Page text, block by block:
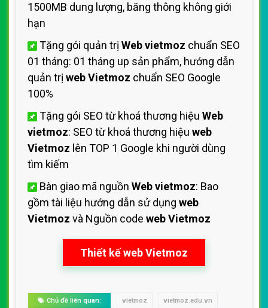
1500MB dung lượng, băng thông không giới
hạn
Tặng gói quản trị Web vietmoz chuẩn SEO
01 tháng: 01 tháng up sản phẩm, hướng dẫn
quản trị web Vietmoz chuẩn SEO Google
100%
Tặng gói SEO từ khoá thương hiệu Web
vietmoz: SEO từ khoá thương hiệu web
Vietmoz lên TOP 1 Google khi người dùng
tìm kiếm
Bàn giao mã nguồn Web vietmoz: Bao
gồm tài liệu hướng dẫn sử dụng web
Vietmoz và Nguồn code web Vietmoz
Thiết kế web Vietmoz
Chủ đề liên quan: vietmoz vietmoz.edu.vn